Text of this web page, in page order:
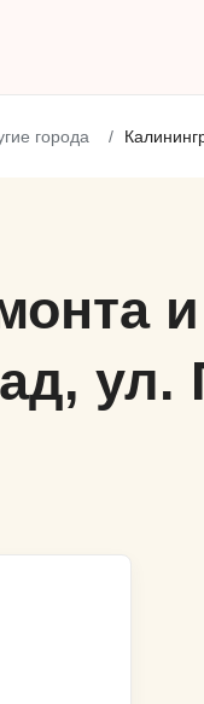
города